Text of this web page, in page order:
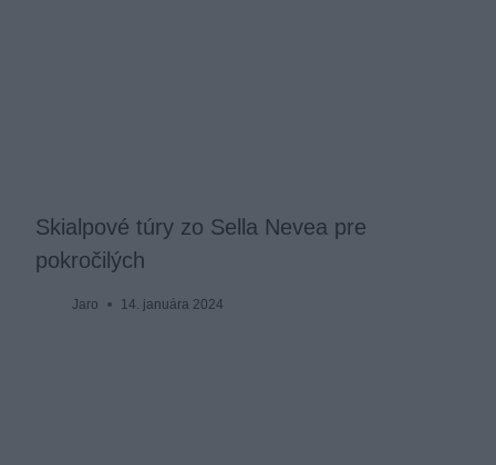
Skialpové túry zo Sella Nevea pre
pokročilých
Jaro 14. januára 2024